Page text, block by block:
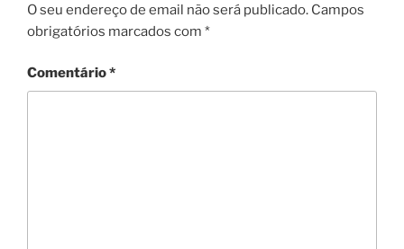
O seu endereço de email não será publicado. Campos
obrigatórios marcados com *
Comentário*